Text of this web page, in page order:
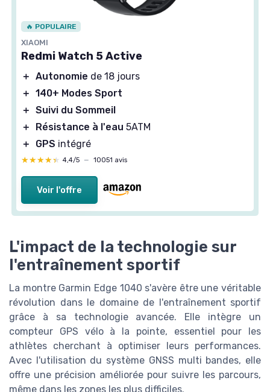
🔥 POPULAIRE
XIAOMI
Redmi Watch 5 Active
＋ Autonomie de 18 jours
＋ 140+ Modes Sport
＋ Suivi du Sommeil
＋
Résistance à l'eau 5ATM
＋
GPS intégré
★★★★★
★★★★★ 4,4/5 — 10051 avis
Voir l'offre
L'impact de la technologie sur
l'entraînement sportif
La montre Garmin Edge 1040 s'avère être une véritable
révolution dans le domaine de l'entraînement sportif
grâce à sa technologie avancée. Elle intègre un
compteur GPS vélo à la pointe, essentiel pour les
athlètes cherchant à optimiser leurs performances.
Avec l'utilisation du système GNSS multi bandes, elle
offre une précision améliorée pour suivre les parcours,
même dans les zones les plus difficiles.